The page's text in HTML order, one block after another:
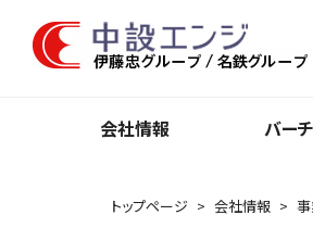
会社情報 バー
トップページ 会社情報